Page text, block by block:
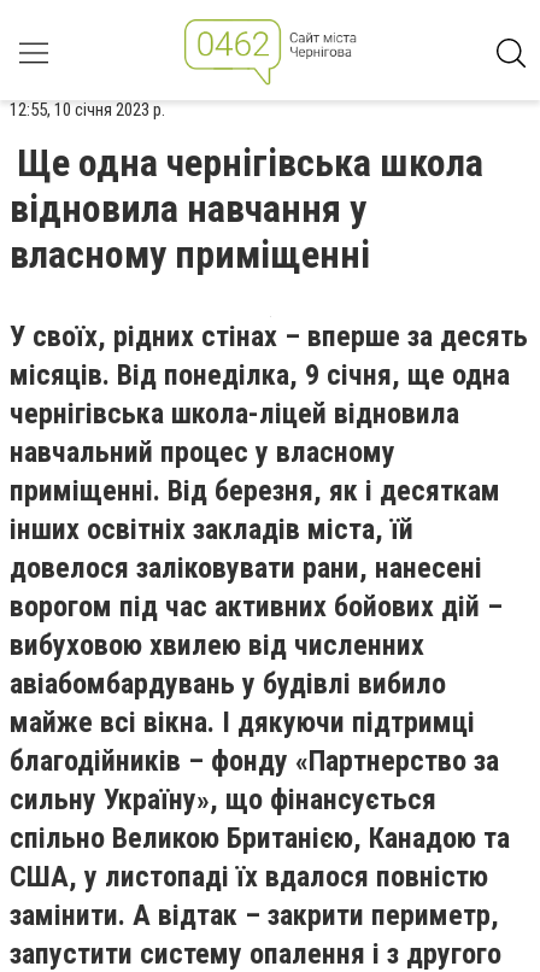
12:55, 10 січня 2023 р.
Ще одна чернігівська школа
відновила навчання у
власному приміщенні
У своїх, рідних стінах – вперше за десять
місяців. Від понеділка, 9 січня, ще одна
чернігівська школа-ліцей відновила
навчальний процес у власному
приміщенні. Від березня, як і десяткам
інших освітніх закладів міста, їй
довелося заліковувати рани, нанесені
ворогом під час активних бойових дій –
вибуховою хвилею від численних
авіабомбардувань у будівлі вибило
майже всі вікна. І дякуючи підтримці
благодійників – фонду «Партнерство за
сильну Україну», що фінансується
спільно Великою Британією, Канадою та
США, у листопаді їх вдалося повністю
замінити. А відтак – закрити периметр,
запустити систему опалення і з другого